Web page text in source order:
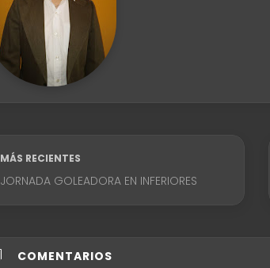
MÁS RECIENTES
JORNADA GOLEADORA EN INFERIORES
COMENTARIOS